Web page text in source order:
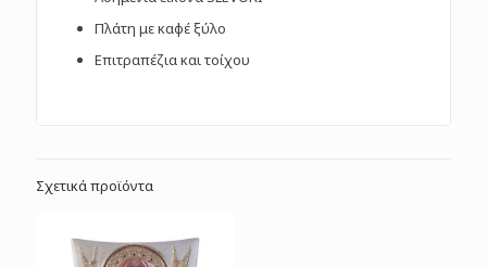
Πλάτη με καφέ ξύλο
Επιτραπέζια και τοίχου
Σχετικά προϊόντα